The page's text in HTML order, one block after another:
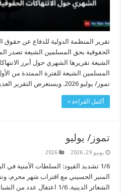
تقرير المنظمة الدولية للدفاع عن حقوق
الحقوقية بحق المسلمين الشيعة تصدر
الشيعة تقريرها الشهري حول أبرز
المسلمين الشيعة للفترة الممتدة من
تموز/ يوليو 2026. ويستعرض التقرير العديد من العمليات …
أكمل القراءة »
تموز/ يوليو
يونيو 29, 2026 2026
1/6 تشديد القيود: السلطات الأمنية
المنبر الحسيني مع اقتراب شهر محرم،
الشعائر الدينية. 1/6